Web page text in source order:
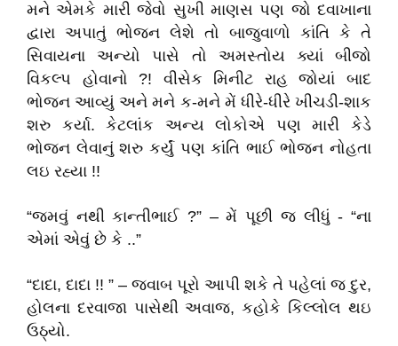
મને એમકે મારી જેવો સુખી માણસ પણ જો દવાખાના
દ્વારા અપાતું ભોજન લેશે તો બાજુવાળો કાંતિ કે તે
સિવાયના અન્યો પાસે તો અમસ્તોય ક્યાં બીજો
વિકલ્પ હોવાનો ?! વીસેક મિનીટ રાહ જોયાં બાદ
ભોજન આવ્યું અને મને ક-મને મેં ધીરે-ધીરે ખીચડી-શાક
શરુ કર્યા. કેટલાંક અન્ય લોકોએ પણ મારી કેડે
ભોજન લેવાનું શરુ કર્યું પણ કાંતિ ભાઈ ભોજન નોહતા
લઇ રહ્યા !!
“જમવું નથી કાન્તીભાઈ ?” – મેં પૂછી જ લીધું - “ના
એમાં એવું છે કે ..”
“દાદા, દાદા !! ” – જવાબ પૂરો આપી શકે તે પહેલાં જ દુર,
હોલના દરવાજા પાસેથી અવાજ, કહોકે કિલ્લોલ થઇ
ઉઠ્યો.